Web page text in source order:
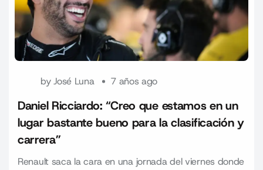
byJosé Luna 7 años ago
Daniel Ricciardo: “Creo que estamos en un
lugar bastante bueno para la clasificación y
carrera”
Renault saca la cara en una jornada del viernes donde